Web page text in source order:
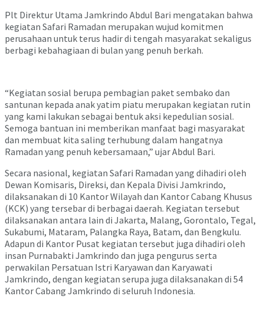
Plt Direktur Utama Jamkrindo Abdul Bari mengatakan bahwa
kegiatan Safari Ramadan merupakan wujud komitmen
perusahaan untuk terus hadir di tengah masyarakat sekaligus
berbagi kebahagiaan di bulan yang penuh berkah.
“Kegiatan sosial berupa pembagian paket sembako dan
santunan kepada anak yatim piatu merupakan kegiatan rutin
yang kami lakukan sebagai bentuk aksi kepedulian sosial.
Semoga bantuan ini memberikan manfaat bagi masyarakat
dan membuat kita saling terhubung dalam hangatnya
Ramadan yang penuh kebersamaan,” ujar Abdul Bari.
Secara nasional, kegiatan Safari Ramadan yang dihadiri oleh
Dewan Komisaris, Direksi, dan Kepala Divisi Jamkrindo,
dilaksanakan di 10 Kantor Wilayah dan Kantor Cabang Khusus
(KCK) yang tersebar di berbagai daerah. Kegiatan tersebut
dilaksanakan antara lain di Jakarta, Malang, Gorontalo, Tegal,
Sukabumi, Mataram, Palangka Raya, Batam, dan Bengkulu.
Adapun di Kantor Pusat kegiatan tersebut juga dihadiri oleh
insan Purnabakti Jamkrindo dan juga pengurus serta
perwakilan Persatuan Istri Karyawan dan Karyawati
Jamkrindo, dengan kegiatan serupa juga dilaksanakan di 54
Kantor Cabang Jamkrindo di seluruh Indonesia.